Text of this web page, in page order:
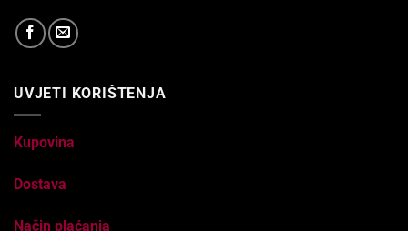
UVJETI KORIŠTENJA
Kupovina
Dostava
Način plaćanja